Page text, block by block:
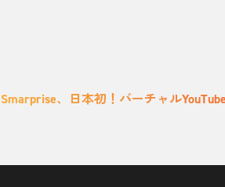
Smarprise、日本初！バーチャル